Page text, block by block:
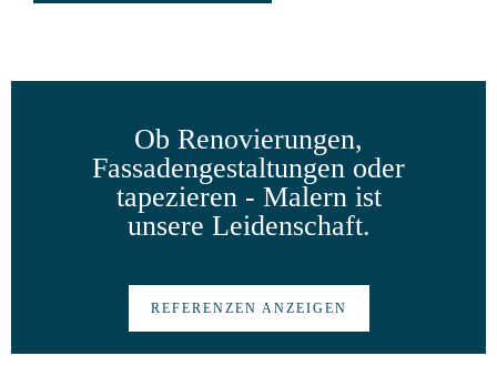
Ob Renovierungen,
Fassadengestaltungen oder
tapezieren - Malern ist
unsere Leidenschaft.
REFERENZEN ANZEIGEN